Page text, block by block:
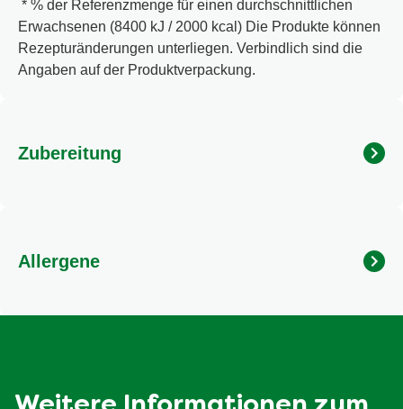
* % der Referenzmenge für einen durchschnittlichen
Erwachsenen (8400 kJ / 2000 kcal) Die Produkte können
Rezepturänderungen unterliegen. Verbindlich sind die
Angaben auf der Produktverpackung.
Zubereitung
Kräuterlinge® nach Belieben einfach in das Gericht
Allergene